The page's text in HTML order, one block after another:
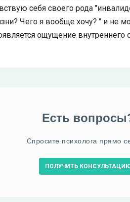
себя своего рода
Чего я вообще хочу? " и не
ощущение
Есть
Спросите психолога прямо
ПОЛУЧИТЬ